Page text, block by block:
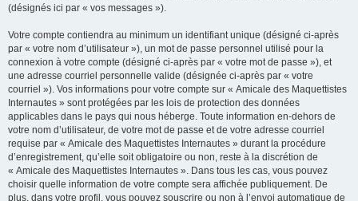
(désignés ici par « vos messages »).
Votre compte contiendra au minimum un identifiant unique (désigné ci-après
par « votre nom d’utilisateur »), un mot de passe personnel utilisé pour la
connexion à votre compte (désigné ci-après par « votre mot de passe »), et
une adresse courriel personnelle valide (désignée ci-après par « votre
courriel »). Vos informations pour votre compte sur « Amicale des Maquettistes
Internautes » sont protégées par les lois de protection des données
applicables dans le pays qui nous héberge. Toute information en-dehors de
votre nom d’utilisateur, de votre mot de passe et de votre adresse courriel
requise par « Amicale des Maquettistes Internautes » durant la procédure
d’enregistrement, qu’elle soit obligatoire ou non, reste à la discrétion de
« Amicale des Maquettistes Internautes ». Dans tous les cas, vous pouvez
choisir quelle information de votre compte sera affichée publiquement. De
plus, dans votre profil, vous pouvez souscrire ou non à l’envoi automatique de